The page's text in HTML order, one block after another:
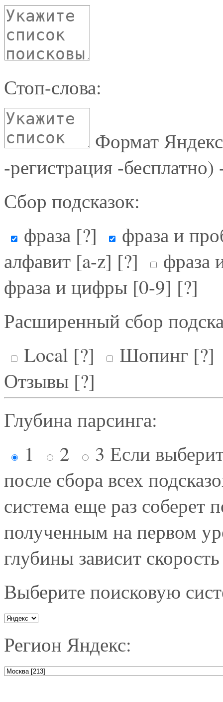
Стоп-слова:
Формат
-регистрация -
Сбор подсказок:
фраза [?]
фраза и
алфавит [a-z] [?]
фраза
фраза и цифры [0-9] [?]
Расширенный сбор
Local [?] Шопинг [?]
Отзывы [?]
Глубина парсинга:
1
2 3 Если
после сбора всех
система еще раз соберет
полученным на первом
глубины зависит
Выберите поисковую
Регион Яндекс: